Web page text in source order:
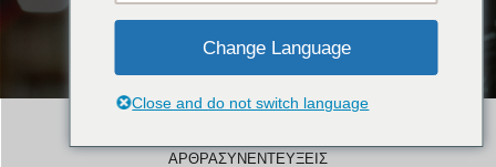
ΆΡΘΡΑΣΥΝΕΝΤΕΎΞΕΙΣ
Change Language
Close and do not switch language